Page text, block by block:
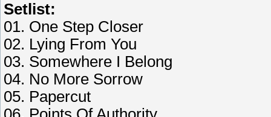
Setlist:
01. One Step Closer
02. Lying From You
03. Somewhere I Belong
04. No More Sorrow
05. Papercut